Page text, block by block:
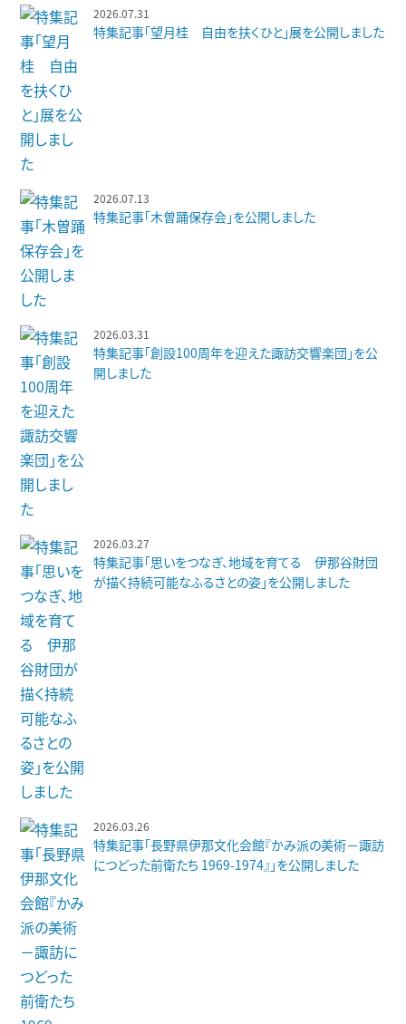
2026.07.31
特集記事「望月桂 自由を扶くひと」展を公開しました
2026.07.13
特集記事「木曽踊保存会」を公開しました
2026.03.31
特集記事「創設100周年を迎えた諏訪交響楽団」を公
開しました
2026.03.27
特集記事「思いをつなぎ、地域を育てる 伊那谷財団
が描く持続可能なふるさとの姿」を公開しました
2026.03.26
特集記事「長野県伊那文化会館『かみ派の美術－諏訪
につどった前衛たち 1969-1974』」を公開しました